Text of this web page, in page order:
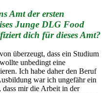
Amt der ersten
Junge DLG Food
dich für dieses Amt?
überzeugt, dass ein Studium
unbedingt eine
Ich habe daher den Beruf
war ich ungefähr ein
dass mir die Arbeit in der